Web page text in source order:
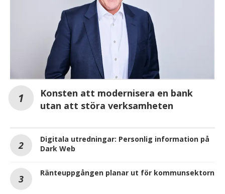
Konsten att modernisera en bank
utan att störa verksamheten
Digitala utredningar: Personlig information på
Dark Web
Ränteuppgången planar ut för kommunsektorn